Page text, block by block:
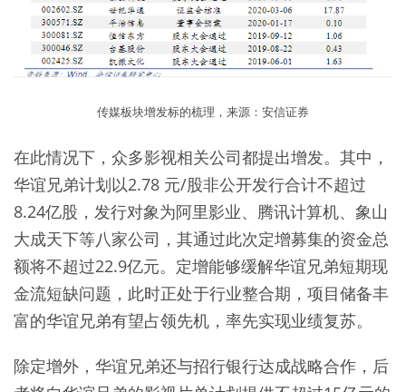
传媒板块增发标的梳理，来源：安信证券
在此情况下，众多影视相关公司都提出增发。其中，
华谊兄弟计划以2.78 元/股非公开发行合计不超过
8.24亿股，发行对象为阿里影业、腾讯计算机、象山
大成天下等八家公司，其通过此次定增募集的资金总
额将不超过22.9亿元。定增能够缓解华谊兄弟短期现
金流短缺问题，此时正处于行业整合期，项目储备丰
富的华谊兄弟有望占领先机，率先实现业绩复苏。
除定增外，华谊兄弟还与招行银行达成战略合作，后